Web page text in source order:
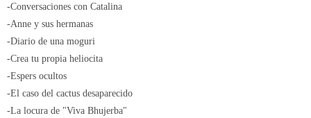
-Conversaciones con Catalina
-Anne y sus hermanas
-Diario de una moguri
-Crea tu propia heliocita
-Espers ocultos
-El caso del cactus desaparecido
-La locura de "Viva Bhujerba"